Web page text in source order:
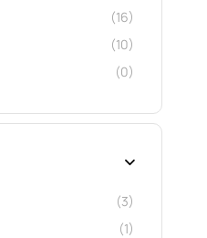
(16)
(10)
(0)
(3)
(1)